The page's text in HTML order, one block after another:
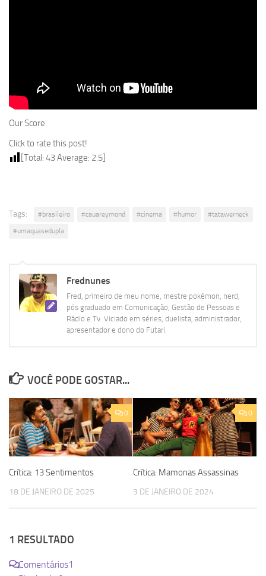
Our Score
Click to rate this post!
[Total: 43Average: 2.5]
Tags: #brasileiro #cauareymond #cinema #humor
#tatawerneck
#umaquasedupla
Frednunes
Fred, primeiro de meu nome, mestre pokémon, nerd,
pós graduado em Comunicação, Gestão de Pessoas e
Rádio e Tv. Viciado em séries, duelista, administrador,
apresentador e dono do Futari.
VOCÊ PODE GOSTAR...
0
Crítica: 13 Sentimentos
18 DE JANEIRO DE 2025
0
Crítica: Mamonas Assassinas
3 DE JANEIRO DE 2024
1 RESULTADO
Comentários1